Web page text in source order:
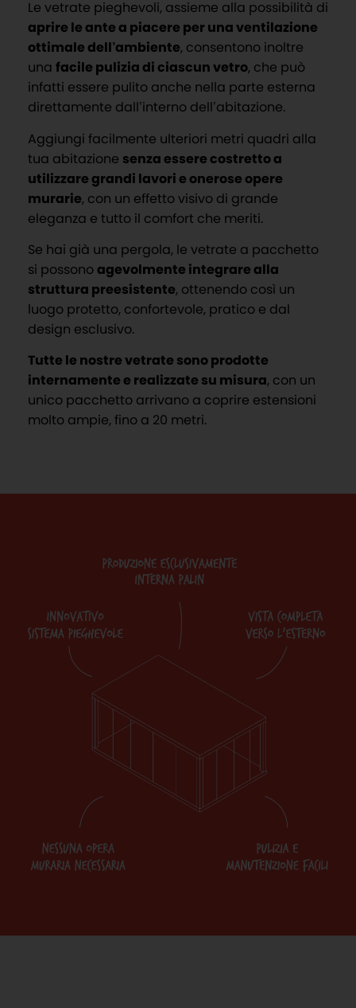
Le vetrate pieghevoli, assieme alla possibilità di
aprire le ante a piacere per una ventilazione
ottimale dell’ambiente, consentono inoltre
una facile pulizia di ciascun vetro, che può
infatti essere pulito anche nella parte esterna
direttamente dall’interno dell’abitazione.
Aggiungi facilmente ulteriori metri quadri alla
tua abitazione senza essere costretto a
utilizzare grandi lavori e onerose opere
murarie, con un effetto visivo di grande
eleganza e tutto il comfort che meriti.
Se hai già una pergola, le vetrate a pacchetto
si possonoagevolmente integrare alla
struttura preesistente, ottenendo così un
luogo protetto, confortevole, pratico e dal
design esclusivo.
Tutte le nostre vetrate sono prodotte
internamente e realizzate su misura, con un
unico pacchetto arrivano a coprire estensioni
molto ampie, fino a 20 metri.